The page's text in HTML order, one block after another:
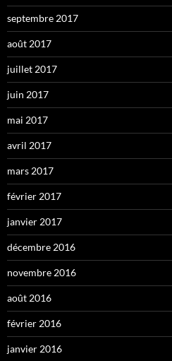
septembre 2017
août 2017
juillet 2017
juin 2017
mai 2017
avril 2017
mars 2017
février 2017
janvier 2017
décembre 2016
novembre 2016
août 2016
février 2016
janvier 2016